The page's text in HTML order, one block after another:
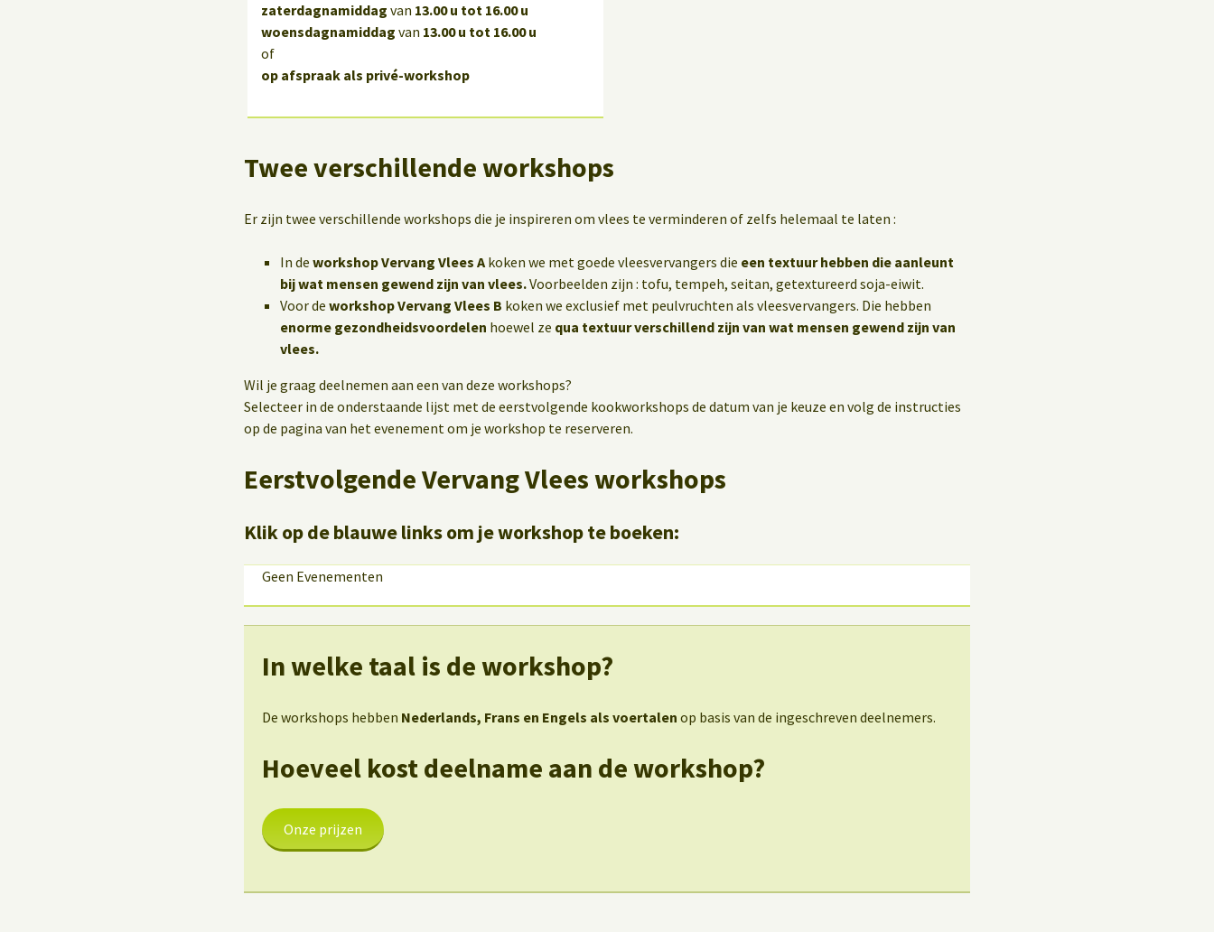
zaterdagnamiddag van 13.00 u tot 16.00 u
woensdagnamiddag van 13.00 u tot 16.00 u
of
op afspraak als privé-workshop
Twee verschillende workshops
Er zijn twee verschillende workshops die je inspireren om vlees te verminderen of zelfs helemaal te laten :
In de workshop Vervang Vlees Akoken we met goede vleesvervangers die een textuur hebben die aanleunt
bij wat mensen gewend zijn van vlees.Voorbeelden zijn : tofu, tempeh, seitan, getextureerd soja-eiwit.
Voor de workshop Vervang Vlees B koken we exclusief met peulvruchten als vleesvervangers. Die hebben
enorme gezondheidsvoordelen hoewel ze qua textuur verschillend zijn van wat mensen gewend zijn van
vlees.
Wil je graag deelnemen aan een van deze workshops?
Selecteer in de onderstaande lijst met de eerstvolgende kookworkshops de datum van je keuze en volg de instructies
op de pagina van het evenement om je workshop te reserveren.
Eerstvolgende Vervang Vlees workshops
Klik op de blauwe links om je workshop te boeken:
Geen Evenementen
In welke taal is de workshop?
De workshops hebben Nederlands, Frans en Engels als voertalen op basis van de ingeschreven deelnemers.
Hoeveel kost deelname aan de workshop?
Onze prijzen